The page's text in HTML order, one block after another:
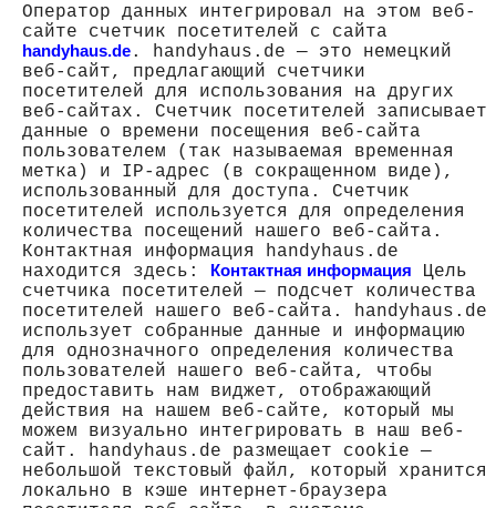
Оператор данных интегрировал на этом веб-
сайте счетчик посетителей с сайта
handyhaus.de. handyhaus.de — это немецкий
веб-сайт, предлагающий счетчики
посетителей для использования на других
веб-сайтах. Счетчик посетителей записывает
данные о времени посещения веб-сайта
пользователем (так называемая временная
метка) и IP-адрес (в сокращенном виде),
использованный для доступа. Счетчик
посетителей используется для определения
количества посещений нашего веб-сайта.
Контактная информация handyhaus.de
находится здесь:
Контактная информация
Цель
счетчика посетителей — подсчет количества
посетителей нашего веб-сайта. handyhaus.de
использует собранные данные и информацию
для однозначного определения количества
пользователей нашего веб-сайта, чтобы
предоставить нам виджет, отображающий
действия на нашем веб-сайте, который мы
можем визуально интегрировать в наш веб-
сайт. handyhaus.de размещает cookie —
небольшой текстовый файл, который хранится
локально в кэше интернет-браузера